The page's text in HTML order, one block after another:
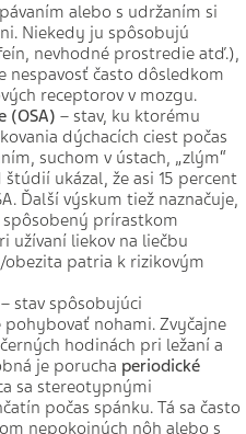
alebo s udržaním si
Niekedy ju spôsobujú
nevhodné prostredie atď.),
nespavosť často dôsledkom
receptorov v mozgu.
(OSA) – stav, ku ktorému
dýchacích ciest počas
suchom v ústach, „zlým“
ukázal, že asi 15 percent
Ďalší výskum tiež naznačuje,
prírastkom
užívaní liekov na liečbu
obezita patria k rizikovým
– stav spôsobujúci
nohami. Zvyčajne
hodinách pri ležaní a
je porucha periodické
sa stereotypnými
počas spánku. Tá sa často
nepokojných nôh alebo s